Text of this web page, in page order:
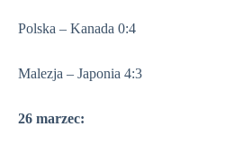
Polska – Kanada 0:4
Malezja – Japonia 4:3
26 marzec: